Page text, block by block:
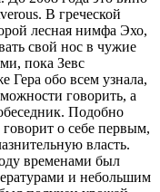
В греческой
лесная нимфа Эхо,
свой нос в чужие
пока Зевс
Гера обо всем узнала,
говорить, а
Подобно
о себе первым,
власть.
временами был
и небольшим